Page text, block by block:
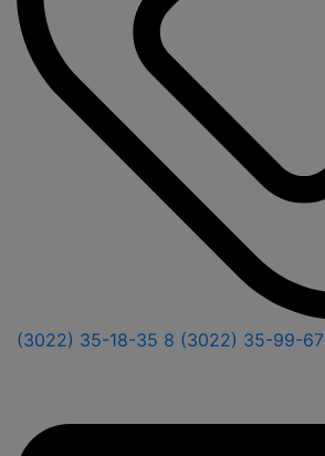
(3022) 35-18-35 8 (3022) 35-99-67